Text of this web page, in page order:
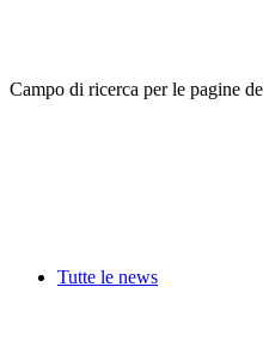
Campo di ricerca per le pagine
Tutte le news